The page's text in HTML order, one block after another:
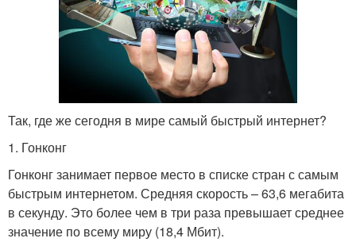
Так, где же сегодня в мире самый быстрый интернет?
1. Гонконг
Гонконг занимает первое место в списке стран с самым
быстрым интернетом. Средняя скорость – 63,6 мегабита
в секунду. Это более чем в три раза превышает среднее
значение по всему миру (18,4 Мбит).